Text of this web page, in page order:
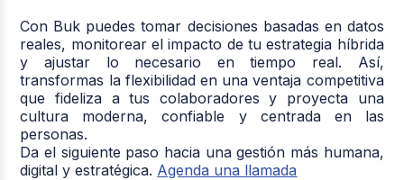
Con Buk puedes tomar decisiones basadas en datos
reales, monitorear el impacto de tu estrategia híbrida
y ajustar lo necesario en tiempo real. Así,
transformas la flexibilidad en una ventaja competitiva
que fideliza a tus colaboradores y proyecta una
cultura moderna, confiable y centrada en las
personas.
Da el siguiente paso hacia una gestión más humana,
digital y estratégica. Agenda una llamada